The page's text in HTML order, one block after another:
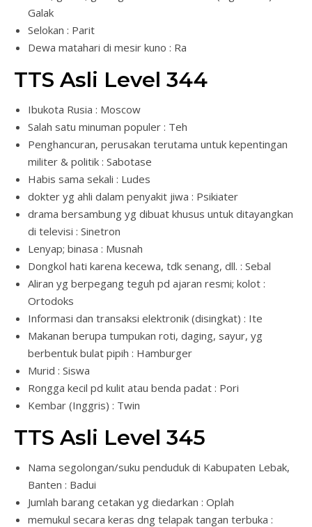
Galak
Selokan : Parit
Dewa matahari di mesir kuno : Ra
TTS Asli Level 344
Ibukota Rusia : Moscow
Salah satu minuman populer : Teh
Penghancuran, perusakan terutama untuk kepentingan
militer & politik : Sabotase
Habis sama sekali : Ludes
dokter yg ahli dalam penyakit jiwa : Psikiater
drama bersambung yg dibuat khusus untuk ditayangkan
di televisi : Sinetron
Lenyap; binasa : Musnah
Dongkol hati karena kecewa, tdk senang, dll. : Sebal
Aliran yg berpegang teguh pd ajaran resmi; kolot :
Ortodoks
Informasi dan transaksi elektronik (disingkat) : Ite
Makanan berupa tumpukan roti, daging, sayur, yg
berbentuk bulat pipih : Hamburger
Murid : Siswa
Rongga kecil pd kulit atau benda padat : Pori
Kembar (Inggris) : Twin
TTS Asli Level 345
Nama segolongan/suku penduduk di Kabupaten Lebak,
Banten : Badui
Jumlah barang cetakan yg diedarkan : Oplah
memukul secara keras dng telapak tangan terbuka :